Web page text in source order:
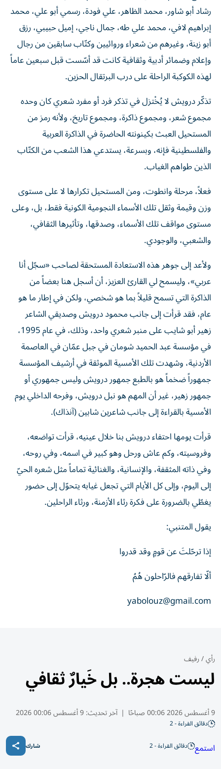
رشاد أبو شاور، محمد الظاهر، علي فودة، رسمي أبو علي، محمد
إبراهيم لافي، محمد علي طه، جمال ناجي، إميل حبيبي، رزق
أبو زينة، وغيرهم من شعراء وروائيين وكتّاب سابقين من رجال
وإعلام وضمائر أدبية وثقافية كانت قد أسّست قبل سبعين عاماً
لهذه الكوكبة الراحلة على درب البرتقال الحزين.
تذكّر درويش لا يُخْتزل في تذكر فرد أو مفرد شعري كان وحده
مجموع شعر، ومجموع ذاكرة، ومجموع تاريخ، ولأنه رمز من
المستحيل العبث بكينونته الحاضرة في الذاكرة العربية
والفلسطينية فإنه، وبسرعة، يستدعي هذا الشعب من الكتّاب
الذين طواهم الغياب.
فعلاً، مرحلة وانطوت، ومن المستحيل تكرارها لا على مستوى
وزن وقيمة وثقل تلك الأسماء النجومية الكونية فقط، بل، وعلى
مستوى مواقف تلك الأسماء، وصدقها، وتأثيرها الثقافي،
والشعبي، والوجودي.
ولأعد إلى جوهر هذه الاستعادة المستحقة لصاحب «سجّل أنا
عربي»، وليسمح لي القارئ العزيز، أن أسجل هنا بعضاً من
الذاكرة التي تسمح قليلاً بما هو شخصي، ولكن في إطار ما هو
عام، فقد قرأت إلى جانب محمود درويش وصديقي الشاعر
زهير أبو شايب على منبر شعري واحد، وذلك، في عام 1995،
في مؤسسة عبد الحميد شومان في جبل عمّان في العاصمة
الأردنية، وشهدت تلك الأمسية الموثقة في أرشيف المؤسسة
جمهوراً ضخماً هو بالطبع جمهور درويش وليس جمهوري أو
جمهور زهير، غير أن المهم هو نبل درويش، وفرحه الداخلي يوم
الأمسية بالقراءة إلى جانب شاعرين شابين (آنذاك).
قرأت يومها احتفاء درويش بنا خلال عينيه، قرأت تواضعه،
وفروسيته، وكم عاش ورحل وهو كبير في اسمه، وفي روحه،
وفي ذاته المثقفة، والإنسانية، والغنائية تماماً مثل شعره الحيّ
إلى اليوم، وإلى كل الأيام التي تجعل غيابه يتحوّل إلى حضور
يغطّي بالضرورة على فكرة رثاء الأزمنة، ورثاء الراحلين.
يقول المتنبي:
إذا ترحّلتَ عن قومٍ وقد قدروا
ألّا تفارقهم فالرّاحلون هُمُ
yabolouz@gmail.com
رأي/رفيف
ليست هجرة.. بل خَيارٌ ثقافي
9 أغسطس 2026 00:06 صباحًا | آخر تحديث:9 أغسطس 00:06 2026
دقائق القراءة - 2
استمع دقائق القراءة - 2 شارك